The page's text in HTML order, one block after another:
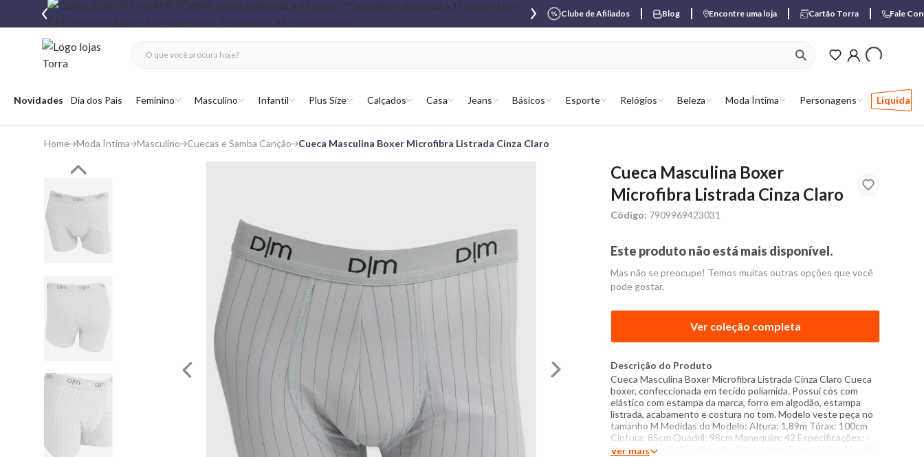
Clube de Afiliados Blog Encontre uma loja Cartão Torra Fale
Abrir menu
Novidades Dia dos Pais Feminino Masculino Infantil Plus Size Calçados Casa Jeans Básicos Esporte Relógios Beleza Moda Íntima Personagens Liquida
ver produtos
fechar menu
fechar menu
favoritos
Home Moda Íntima Masculino Cuecas e Samba Canção Cueca Masculina Boxer Microfibra Listrada Cinza Claro
Cueca Masculina Boxer
Microfibra Listrada Cinza Claro
Código: 7909969423031
Este produto não está mais disponível.
Mas não se preocupe! Temos muitas outras opções que você
pode gostar.
Ver coleção completa
Descrição do Produto
Cueca Masculina Boxer Microfibra Listrada Cinza Claro Cueca
boxer, confeccionada em tecido poliamida. Possui cós com
elástico com estampa da marca, forro em algodão, estampa
listrada, acabamento e costura no tom. Modelo veste peça no
tamanho M Medidas do Modelo: Altura: 1,89m Tórax: 100cm
Cintura: 85cm Quadril: 98cm Manequim: 42 Especificações: -
Composição: 94% poliamida, 6% elastano Forro: 100% Algodão
Ver mais